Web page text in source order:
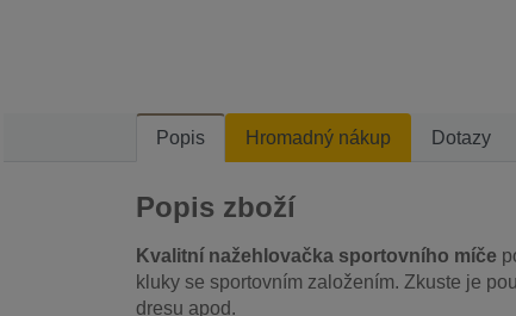
Popis Hromadný nákup Dotazy
Popis zboží
Kvalitní nažehlovačka sportovního míče
kluky se sportovním založením. Zkuste je
dresu apod.